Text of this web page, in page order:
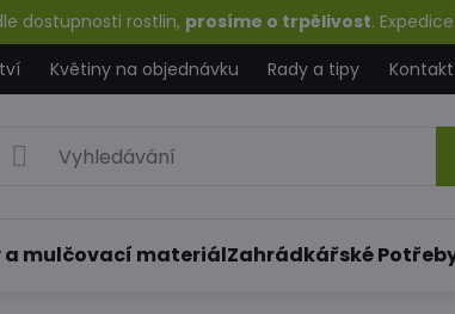
dostupnosti rostlin, prosíme o trpělivost.
Květiny na objednávku Rady a tipy Kontakt
a mulčovací materiálZahrádkářské